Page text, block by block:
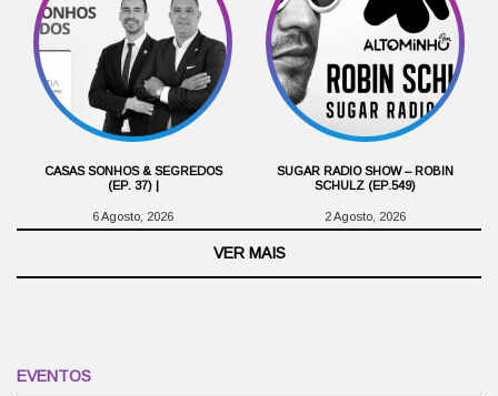
CASAS SONHOS & SEGREDOS
(EP. 37) |
6 Agosto, 2026
SUGAR RADIO SHOW – ROBIN
SCHULZ (EP.549)
2 Agosto, 2026
VER MAIS
EVENTOS